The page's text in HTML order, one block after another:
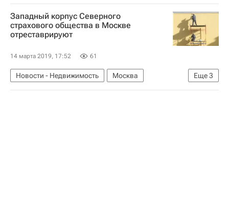
Новости - Недвижимость
Жилье Ипотека
Западный корпус Северного
страхового общества в Москве
отреставрируют
14 марта 2019, 17:52 61
Еще3
Новости - Недвижимость
Москва
Архитектура
Реставрация